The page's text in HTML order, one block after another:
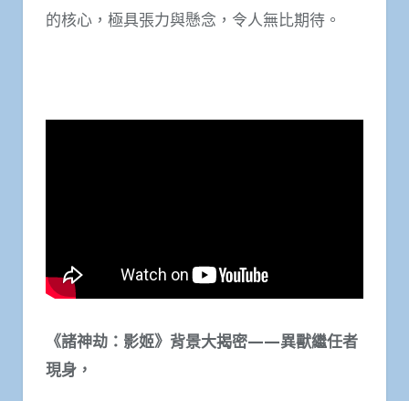
的核心，極具張力與懸念，令人無比期待。
《諸神劫：影姬》背景大揭密——異獸繼任者
現身，